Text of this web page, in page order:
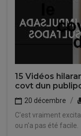
15 Vidéos
covt dun
20 décembre
C'est vraiment
ou n'a pas été facile.